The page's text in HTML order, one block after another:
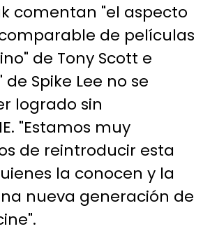
comentan "el aspecto
de películas
de Tony Scott e
Spike Lee no se
logrado sin
"Estamos muy
de reintroducir esta
la conocen y la
nueva generación de